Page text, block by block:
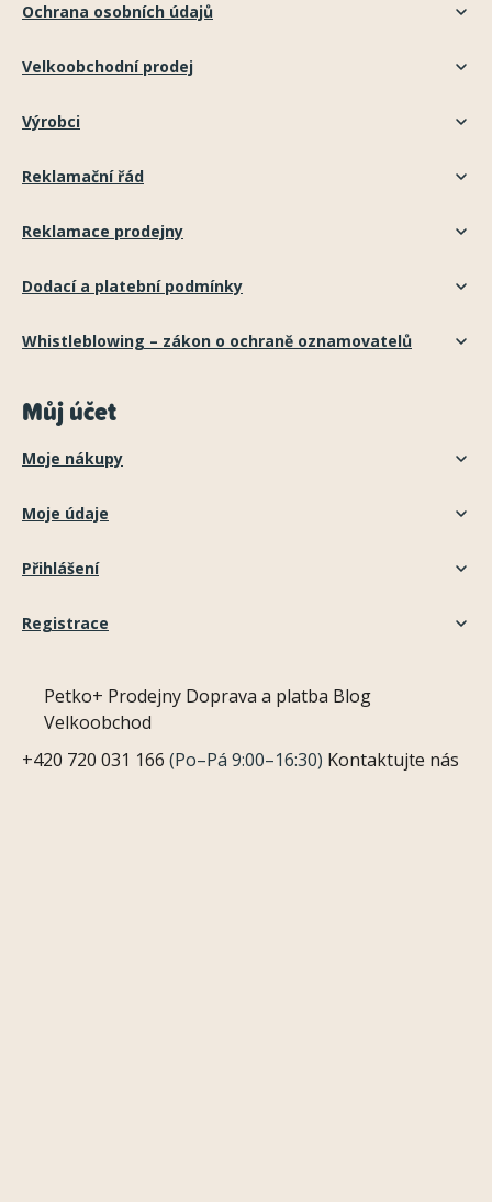
Ochrana osobních údajů
Velkoobchodní prodej
Výrobci
Reklamační řád
Reklamace prodejny
Dodací a platební podmínky
Whistleblowing – zákon o ochraně oznamovatelů
Můj účet
Moje nákupy
Moje údaje
Přihlášení
Registrace
Petko+ Prodejny Doprava a platba Blog
Velkoobchod
+420 720 031 166 (Po–Pá 9:00–16:30) Kontaktujte nás